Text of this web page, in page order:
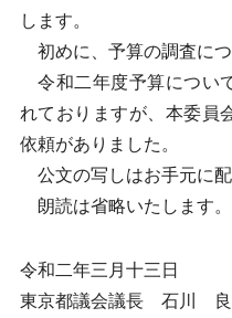
します。
初めに、予算の調査につ
令和二年度予算につい
れておりますが、本委員
依頼がありました。
公文の写しはお手元に配
朗読は省略いたします。
令和二年三月十三日
東京都議会議長 石川 良